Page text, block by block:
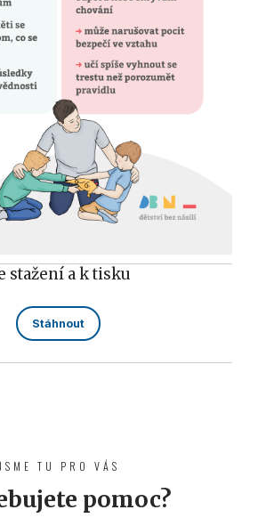
stažení a k tisku
Stáhnout
JSME TU PRO VÁS
pomoc?